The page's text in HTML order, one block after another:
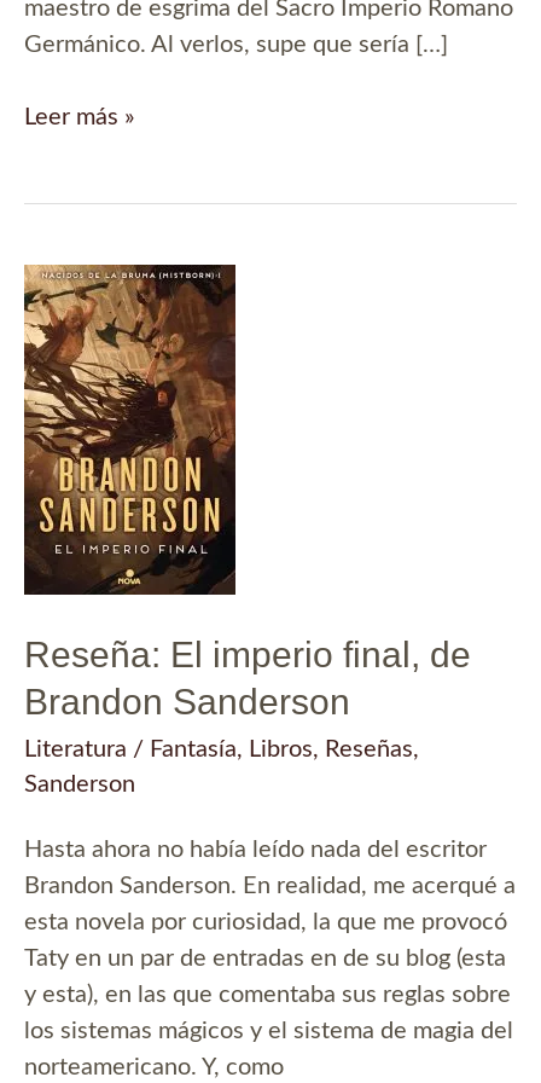
maestro de esgrima del Sacro Imperio Romano
Germánico. Al verlos, supe que sería […]
Trial
Diseño
medieval
para
camisetas
Leer más »
Reseña: El imperio final, de
Brandon Sanderson
Literatura / Fantasía, Libros, Reseñas,
Sanderson
Hasta ahora no había leído nada del escritor
Brandon Sanderson. En realidad, me acerqué a
esta novela por curiosidad, la que me provocó
Taty en un par de entradas en de su blog (esta
y esta), en las que comentaba sus reglas sobre
los sistemas mágicos y el sistema de magia del
norteamericano. Y, como